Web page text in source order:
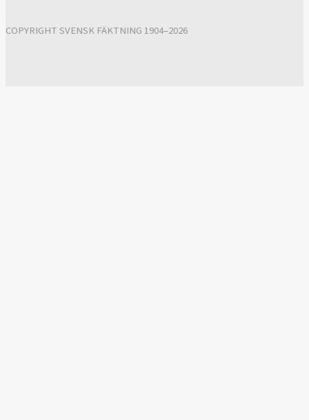
COPYRIGHT SVENSK FÄKTNING 1904–2026